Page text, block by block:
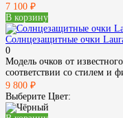
7 100 ₽
В корзину
Солнцезащитные очки
0
Модель очков от
соответствии со стилем и
9 800 ₽
Выберите Цвет: